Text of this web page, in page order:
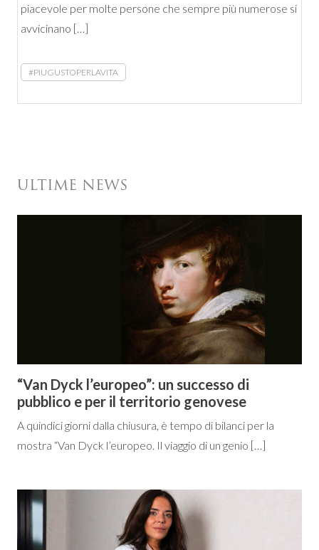
piacevole per molte persone che sempre più numerose si
avvicinano […]
#PIUGUSTOPERLAVITA
ULTIME NEWS
“Van Dyck l’europeo”: un successo di
pubblico e per il territorio genovese
A quindici giorni dalla chiusura, è tempo di bilanci per la
mostra “Van Dyck l’europeo. Il viaggio di un genio […]